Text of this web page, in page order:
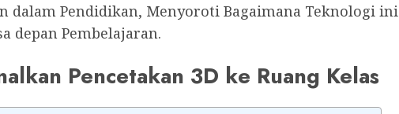
dalam Pendidikan, Menyoroti Bagaimana Teknologi ini
depan Pembelajaran.
Pencetakan 3D ke Ruang Kelas